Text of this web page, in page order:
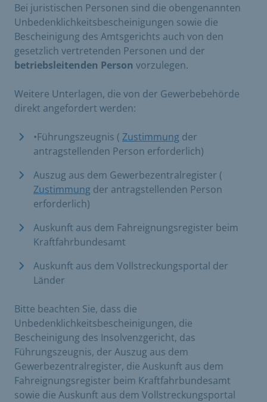
Bei juristischen Personen sind die obengenannten
Unbedenklichkeitsbescheinigungen sowie die
Bescheinigung des Amtsgerichts auch von den
gesetzlich vertretenden Personen und der
betriebsleitenden Person vorzulegen.
Weitere Unterlagen, die von der Gewerbebehörde
direkt angefordert werden:
•Führungszeugnis ( Zustimmung der
antragstellenden Person erforderlich)
Auszug aus dem Gewerbezentralregister (
Zustimmung der antragstellenden Person
erforderlich)
Auskunft aus dem Fahreignungsregister beim
Kraftfahrbundesamt
Auskunft aus dem Vollstreckungsportal der
Länder
Bitte beachten Sie, dass die
Unbedenklichkeitsbescheinigungen, die
Bescheinigung des Insolvenzgericht, das
Führungszeugnis, der Auszug aus dem
Gewerbezentralregister, die Auskunft aus dem
Fahreignungsregister beim Kraftfahrbundesamt
sowie die Auskunft aus dem Vollstreckungsportal